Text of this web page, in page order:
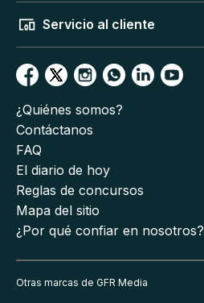
Servicio al cliente
¿Quiénes somos?
Contáctanos
FAQ
El diario de hoy
Reglas de concursos
Mapa del sitio
¿Por qué confiar en nosotros?
Otras marcas de GFR Media